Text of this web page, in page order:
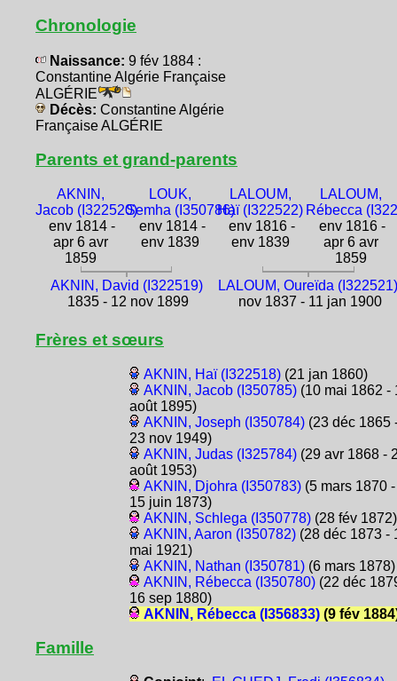
Chronologie
Naissance: 9 fév 1884 :
Constantine Algérie Française
ALGÉRIE
Décès: Constantine Algérie
Française ALGÉRIE
Parents et grand-parents
AKNIN,
Jacob (I322520)
env 1814 -
apr 6 avr
1859
LOUK,
Semha (I350786)
env 1814 -
env 1839
LALOUM,
Haï (I322522)
env 1816 -
env 1839
LALOUM,
Rébecca
env 1816 -
apr 6 avr
1859
AKNIN, David (I322519)
1835 - 12 nov 1899
LALOUM, Oureïda
nov 1837 - 11 jan 1900
Frères et sœurs
AKNIN, Haï (I322518)(21 jan 1860)
AKNIN, Jacob (I350785)(10 mai 1862 -
août 1895)
AKNIN, Joseph (I350784)(23 déc 1865
23 nov 1949)
AKNIN, Judas (I325784)(29 avr 1868 -
août 1953)
AKNIN, Djohra (I350783)(5 mars 1870 -
15 juin 1873)
AKNIN, Schlega (I350778)(28 fév 1872)
AKNIN, Aaron (I350782)(28 déc 1873 -
mai 1921)
AKNIN, Nathan (I350781)(6 mars 1878)
AKNIN, Rébecca (I350780)(22 déc
16 sep 1880)
AKNIN, Rébecca (I356833)(9 fév
Famille